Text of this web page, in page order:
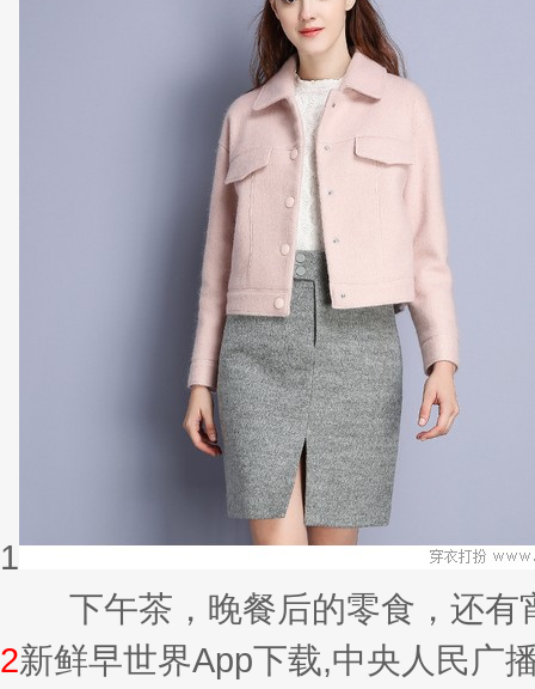
1
下午茶，晚餐后的零食，还有
2新鲜早世界App下载,中央人民广